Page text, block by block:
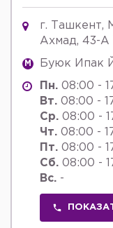
г. Ташкент,
Ахмад, 43-А
M Буюк Ипак
Пн. 08:00 -
Вт. 08:00 -
Ср. 08:00 -
Чт. 08:00 -
Пт. 08:00 -
Сб. 08:00 -
Вс. -